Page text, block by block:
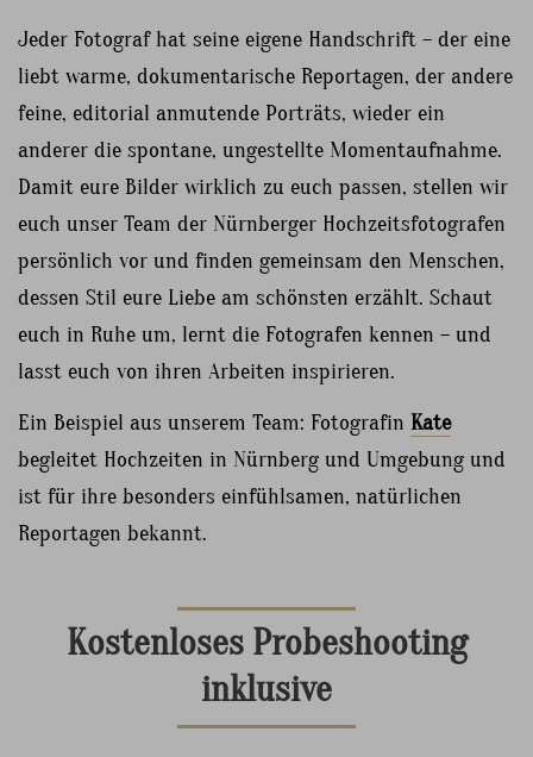
Jeder Fotograf hat seine eigene Handschrift – der eine
liebt warme, dokumentarische Reportagen, der andere
feine, editorial anmutende Porträts, wieder ein
anderer die spontane, ungestellte Momentaufnahme.
Damit eure Bilder wirklich zu euch passen, stellen wir
euch unser Team der Nürnberger Hochzeitsfotografen
persönlich vor und finden gemeinsam den Menschen,
dessen Stil eure Liebe am schönsten erzählt. Schaut
euch in Ruhe um, lernt die Fotografen kennen – und
lasst euch von ihren Arbeiten inspirieren.
Ein Beispiel aus unserem Team: Fotografin Kate
begleitet Hochzeiten in Nürnberg und Umgebung und
ist für ihre besonders einfühlsamen, natürlichen
Reportagen bekannt.
Kostenloses Probeshooting
inklusive